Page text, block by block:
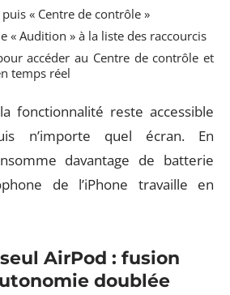
« Centre de contrôle »
« Audition » à la liste des raccourcis
accéder au Centre de contrôle et
temps réel
fonctionnalité reste accessible
n’importe quel écran. En
davantage de batterie
de l’iPhone travaille en
AirPod : fusion
doublée